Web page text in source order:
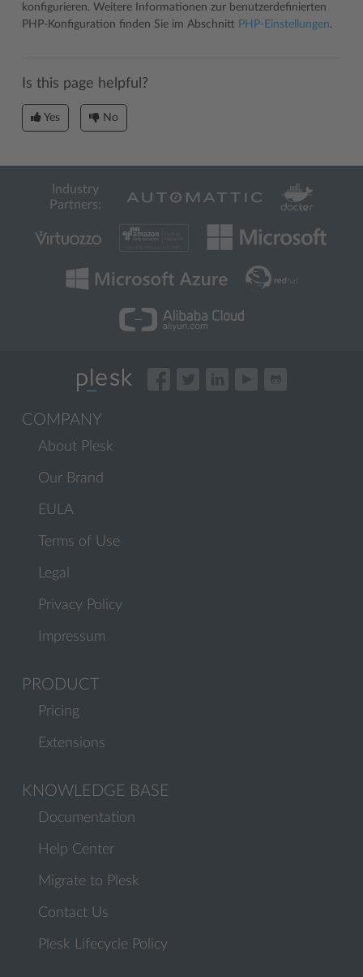
konfigurieren. Weitere Informationen zur benutzerdefinierten
PHP-Konfiguration finden Sie im Abschnitt PHP-Einstellungen.
Is this page helpful?
Yes No
Industry
Partners:
COMPANY
About Plesk
Our Brand
EULA
Terms of Use
Legal
Privacy Policy
Impressum
PRODUCT
Pricing
Extensions
KNOWLEDGE BASE
Documentation
Help Center
Migrate to Plesk
Contact Us
Plesk Lifecycle Policy